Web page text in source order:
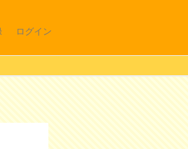
ログイン